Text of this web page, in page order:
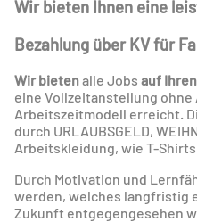
Wir bieten Ihnen eine
Bezahlung über KV für
Wir bietenalle Jobs auf
eine Vollzeitanstellung
Arbeitszeitmodell erreicht.
durch URLAUBSGELD,
Arbeitskleidung, wie T-
Durch Motivation und
werden, welches langfristig
Zukunft entgegengesehen